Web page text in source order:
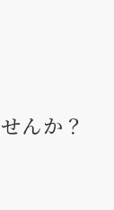
んか？